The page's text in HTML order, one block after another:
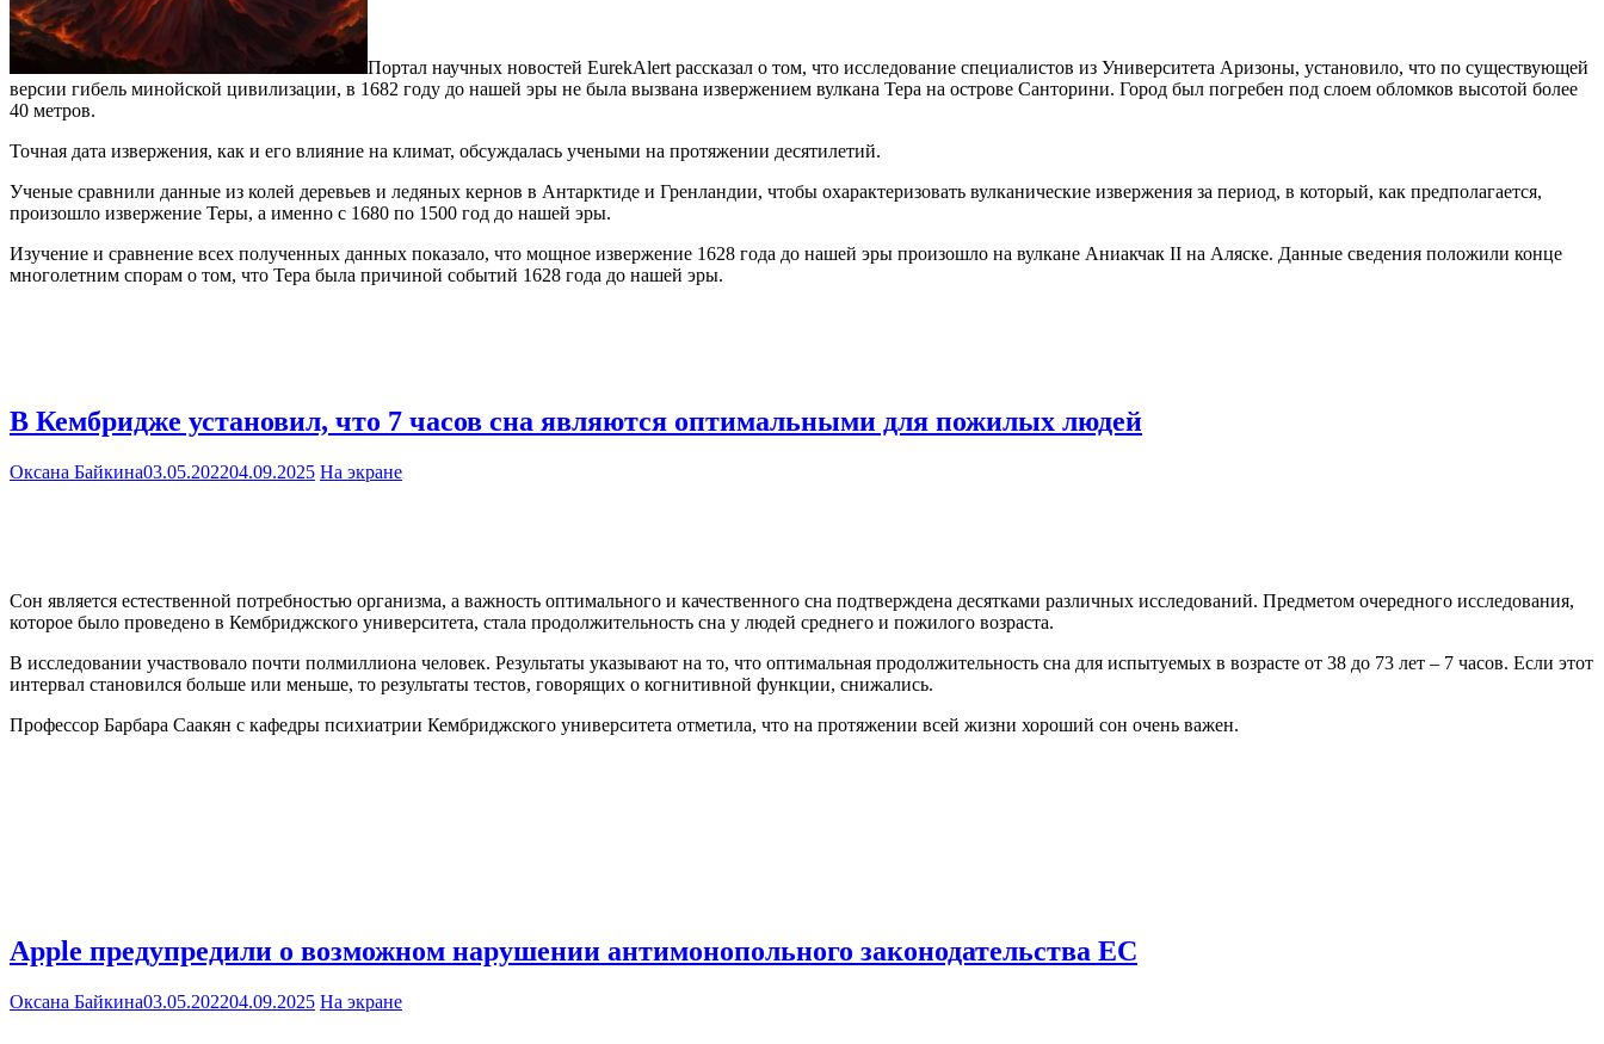
Портал научных новостей EurekAlert рассказал о том, что исследование специалистов из Университета Аризоны, установило, что по существующей
версии гибель минойской цивилизации, в 1682 году до нашей эры не была вызвана извержением вулкана Тера на острове Санторини. Город был погребен под слоем обломков высотой более
40 метров.
Точная дата извержения, как и его влияние на климат, обсуждалась учеными на протяжении десятилетий.
Ученые сравнили данные из колей деревьев и ледяных кернов в Антарктиде и Гренландии, чтобы охарактеризовать вулканические извержения за период, в который, как предполагается,
произошло извержение Теры, а именно с 1680 по 1500 год до нашей эры.
Изучение и сравнение всех полученных данных показало, что мощное извержение 1628 года до нашей эры произошло на вулкане Аниакчак II на Аляске. Данные сведения положили конце
многолетним спорам о том, что Тера была причиной событий 1628 года до нашей эры.
В Кембридже установил, что 7 часов сна являются оптимальными для пожилых людей
Оксана Байкина03.05.202204.09.2025 На экране
Сон является естественной потребностью организма, а важность оптимального и качественного сна подтверждена десятками различных исследований. Предметом очередного исследования,
которое было проведено в Кембриджского университета, стала продолжительность сна у людей среднего и пожилого возраста.
В исследовании участвовало почти полмиллиона человек. Результаты указывают на то, что оптимальная продолжительность сна для испытуемых в возрасте от 38 до 73 лет – 7 часов. Если этот
интервал становился больше или меньше, то результаты тестов, говорящих о когнитивной функции, снижались.
Профессор Барбара Саакян с кафедры психиатрии Кембриджского университета отметила, что на протяжении всей жизни хороший сон очень важен.
Apple предупредили о возможном нарушении антимонопольного законодательства ЕС
Оксана Байкина03.05.202204.09.2025 На экране